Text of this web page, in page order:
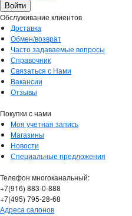
Обслуживание клиентов
Доставка
Обмен/возврат
Часто задаваемые вопросы
Справочник
Связаться с Нами
Вакансии
Отзывы
Покупки с нами
Моя учетная запись
Магазины
Новости
Специальные предложения
Телефон многоканальный:
+7(916) 883-0-888
+7(495) 795-28-68
Адреса салонов